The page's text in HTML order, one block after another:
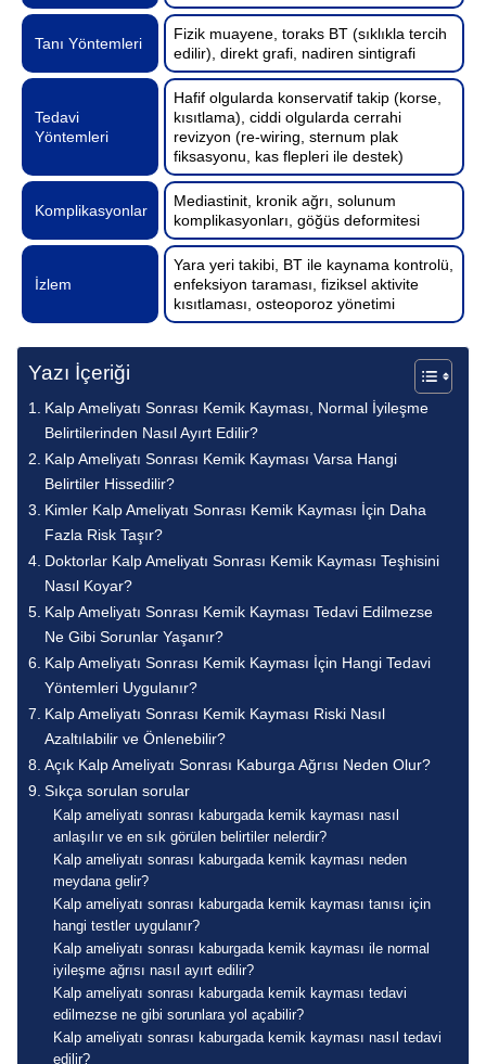
Tanı Yöntemleri
Fizik muayene, toraks BT (sıklıkla tercih
edilir), direkt grafi, nadiren sintigrafi
Tedavi
Yöntemleri
Hafif olgularda konservatif takip (korse,
kısıtlama), ciddi olgularda cerrahi
revizyon (re-wiring, sternum plak
fiksasyonu, kas flepleri ile destek)
Komplikasyonlar
Mediastinit, kronik ağrı, solunum
komplikasyonları, göğüs deformitesi
İzlem
Yara yeri takibi, BT ile kaynama kontrolü,
enfeksiyon taraması, fiziksel aktivite
kısıtlaması, osteoporoz yönetimi
Yazı İçeriği
Kalp Ameliyatı Sonrası Kemik Kayması, Normal İyileşme
Belirtilerinden Nasıl Ayırt Edilir?
Kalp Ameliyatı Sonrası Kemik Kayması Varsa Hangi
Belirtiler Hissedilir?
Kimler Kalp Ameliyatı Sonrası Kemik Kayması İçin Daha
Fazla Risk Taşır?
Doktorlar Kalp Ameliyatı Sonrası Kemik Kayması Teşhisini
Nasıl Koyar?
Kalp Ameliyatı Sonrası Kemik Kayması Tedavi Edilmezse
Ne Gibi Sorunlar Yaşanır?
Kalp Ameliyatı Sonrası Kemik Kayması İçin Hangi Tedavi
Yöntemleri Uygulanır?
Kalp Ameliyatı Sonrası Kemik Kayması Riski Nasıl
Azaltılabilir ve Önlenebilir?
Açık Kalp Ameliyatı Sonrası Kaburga Ağrısı Neden Olur?
Sıkça sorulan sorular
Kalp ameliyatı sonrası kaburgada kemik kayması nasıl
anlaşılır ve en sık görülen belirtiler nelerdir?
Kalp ameliyatı sonrası kaburgada kemik kayması neden
meydana gelir?
Kalp ameliyatı sonrası kaburgada kemik kayması tanısı için
hangi testler uygulanır?
Kalp ameliyatı sonrası kaburgada kemik kayması ile normal
iyileşme ağrısı nasıl ayırt edilir?
Kalp ameliyatı sonrası kaburgada kemik kayması tedavi
edilmezse ne gibi sorunlara yol açabilir?
Kalp ameliyatı sonrası kaburgada kemik kayması nasıl tedavi
edilir?